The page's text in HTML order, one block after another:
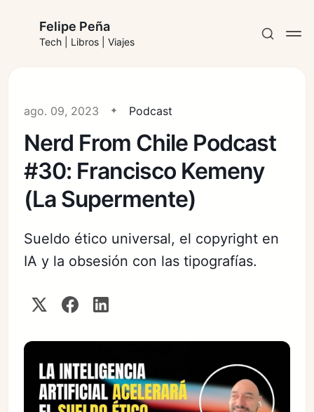
Felipe Peña
Tech | Libros | Viajes
Suscribirse
Iniciar sesión
ago. 09, 2023 Podcast
Nerd From Chile Podcast
#30: Francisco Kemeny
(La Supermente)
Sueldo ético universal, el copyright en
IA y la obsesión con las tipografías.